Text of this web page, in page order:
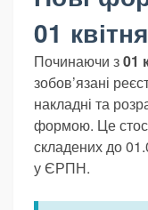
01
Починаючи з01
зобов’язані
накладні та
формою. Це
складених до
у ЄРПН.